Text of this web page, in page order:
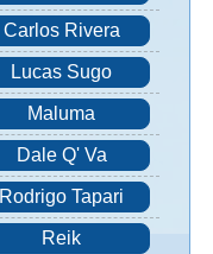
Carlos Rivera
Lucas Sugo
Maluma
Dale Q' Va
Rodrigo Tapari
Reik